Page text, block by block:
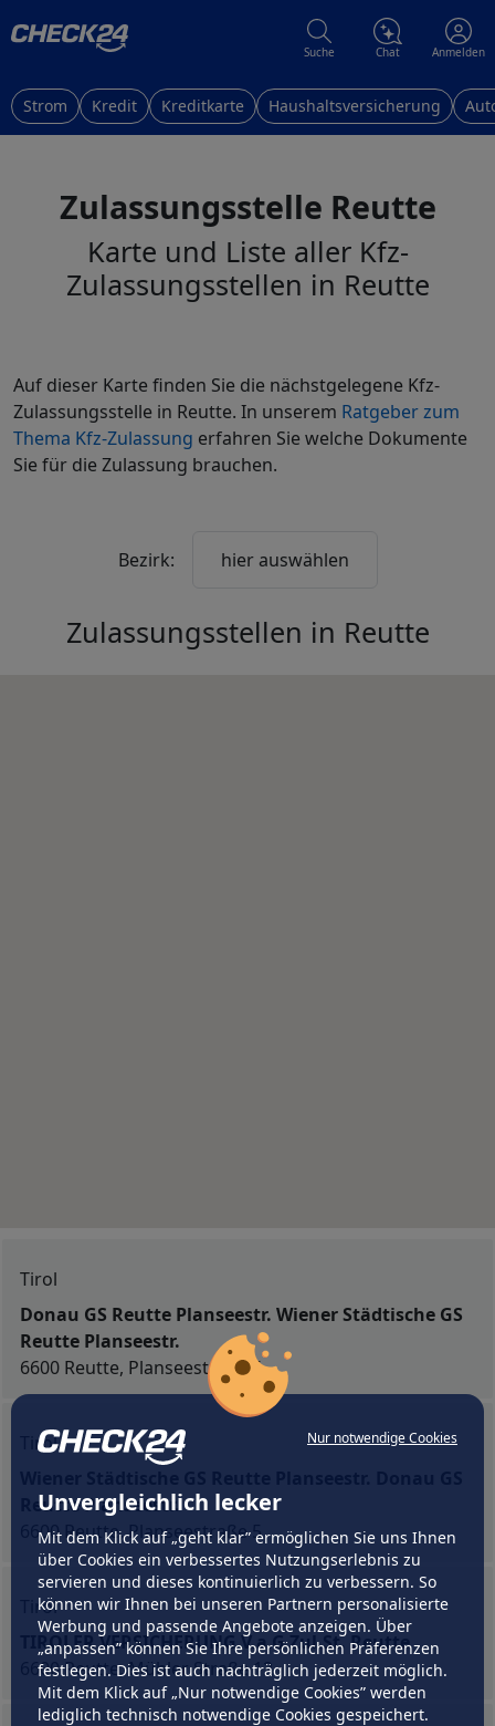
Nur notwendige Cookies
Unvergleichlich lecker
Mit dem Klick auf „geht klar” ermöglichen Sie uns Ihnen
über Cookies ein verbessertes Nutzungserlebnis zu
servieren und dieses kontinuierlich zu verbessern. So
können wir Ihnen bei unseren Partnern personalisierte
Werbung und passende Angebote anzeigen. Über
„anpassen” können Sie Ihre persönlichen Präferenzen
festlegen. Dies ist auch nachträglich jederzeit möglich.
Mit dem Klick auf „Nur notwendige Cookies” werden
lediglich technisch notwendige Cookies gespeichert.
Suche Chat Anmelden
Strom Kredit Kreditkarte Haushaltsversicherung
Zulassungsstelle Reutte
Karte und Liste aller Kfz-
Zulassungsstellen in Reutte
Auf dieser Karte finden Sie die nächstgelegene Kfz-
Zulassungsstelle in Reutte. In unserem Ratgeber zum
Thema Kfz-Zulassung erfahren Sie welche Dokumente
Sie für die Zulassung brauchen.
Bezirk: hier auswählen
Zulassungsstellen in Reutte
Tirol
Donau GS Reutte Planseestr. Wiener Städtische GS
Reutte Planseestr.
6600 Reutte, Planseestraße 5
Tirol
Reutte Planseestr.
6600 Reutte, Planseestraße 5
Tirol
TIROLER VERSICHERUNG V.a.G Zul.St. Reutte
6600 Reutte, Mühler Straße 12